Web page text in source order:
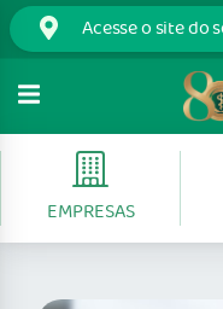
EMPRESAS